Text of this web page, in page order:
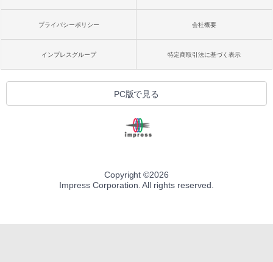
プライバシーポリシー 会社概要
インプレスグループ 特定商取引法に基づく表示
PC版で見る
Copyright ©2026
Impress Corporation. All rights reserved.